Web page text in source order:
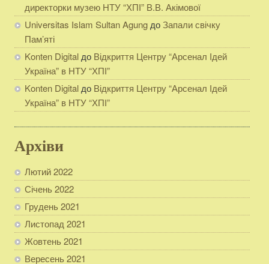
директорки музею НТУ “ХПІ” В.В. Акімової
Universitas Islam Sultan AgungдоЗапали свічку
Пам’яті
Konten Digitalдо Відкриття Центру “Арсенал Ідей
Україна” в НТУ “ХПІ”
Konten Digitalдо Відкриття Центру “Арсенал Ідей
Україна” в НТУ “ХПІ”
Архіви
Лютий 2022
Січень 2022
Грудень 2021
Листопад 2021
Жовтень 2021
Вересень 2021